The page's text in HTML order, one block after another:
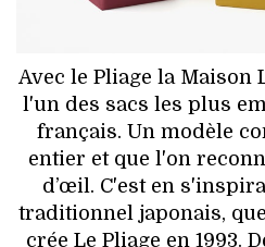
LIEUX
MODE
Avec le Pliage la Maison
l'un des sacs les plus
français. Un modèle
entier et que l'on
d’œil. C'est en
traditionnel japonais,
crée Le Pliage en 1993.